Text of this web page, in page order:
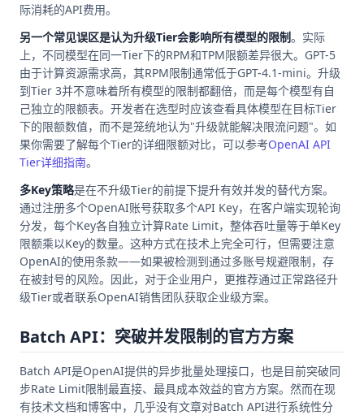
际消耗的API费用。
另一个常见误区是认为升级Tier会影响所有模型的限制。实际
上，不同模型在同一Tier下的RPM和TPM限额差异很大。GPT-5
由于计算资源需求高，其RPM限制通常低于GPT-4.1-mini。升级
到Tier 3并不意味着所有模型的限制都翻倍，而是每个模型有自
己独立的限额表。开发者在选型时应该查看具体模型在目标Tier
下的限额数值，而不是笼统地认为"升级就能解决限流问题"。如
果你需要了解每个Tier的详细限额对比，可以参考OpenAI API
Tier详细指南。
多Key策略是在不升级Tier的前提下提升有效并发的替代方案。
通过注册多个OpenAI账号获取多个API Key，在客户端实现轮询
分发，每个Key各自独立计算Rate Limit，整体吞吐量等于单Key
限额乘以Key的数量。这种方式在技术上完全可行，但需要注意
OpenAI的使用条款——如果被检测到通过多账号规避限制，存
在被封号的风险。因此，对于企业用户，更推荐通过正常路径升
级Tier或者联系OpenAI销售团队获取企业级方案。
Batch API：突破并发限制的官方方案
Batch API是OpenAI提供的异步批量处理接口，也是目前突破同
步Rate Limit限制最直接、最具成本效益的官方方案。然而在现
有技术文档和博客中，几乎没有文章对Batch API进行系统性分